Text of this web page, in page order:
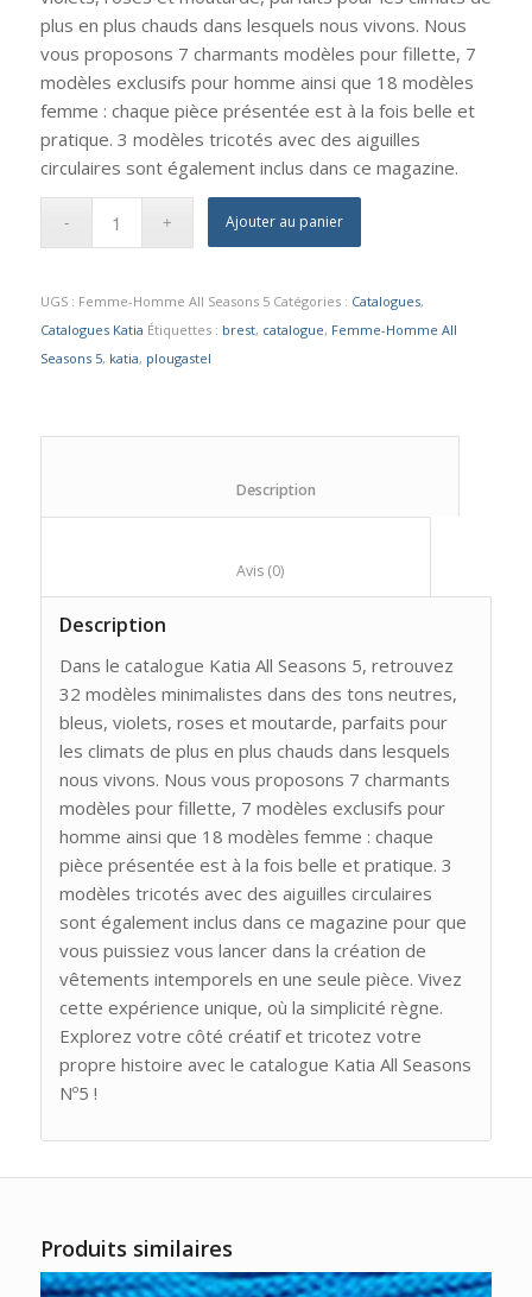
plus en plus chauds dans lesquels nous vivons. Nous
vous proposons 7 charmants modèles pour fillette, 7
modèles exclusifs pour homme ainsi que 18 modèles
femme : chaque pièce présentée est à la fois belle et
pratique. 3 modèles tricotés avec des aiguilles
circulaires sont également inclus dans ce magazine.
Ajouter au panier
UGS : Femme-Homme All Seasons 5 Catégories : Catalogues,
Catalogues Katia Étiquettes : brest, catalogue, Femme-Homme All
Seasons 5, katia, plougastel
						Avis (0)
Description
Dans le catalogue Katia All Seasons 5, retrouvez
32 modèles minimalistes dans des tons neutres,
bleus, violets, roses et moutarde, parfaits pour
les climats de plus en plus chauds dans lesquels
nous vivons. Nous vous proposons 7 charmants
modèles pour fillette, 7 modèles exclusifs pour
homme ainsi que 18 modèles femme : chaque
pièce présentée est à la fois belle et pratique. 3
modèles tricotés avec des aiguilles circulaires
sont également inclus dans ce magazine pour que
vous puissiez vous lancer dans la création de
vêtements intemporels en une seule pièce. Vivez
cette expérience unique, où la simplicité règne.
Explorez votre côté créatif et tricotez votre
propre histoire avec le catalogue Katia All Seasons
Nº5 !
Produits similaires